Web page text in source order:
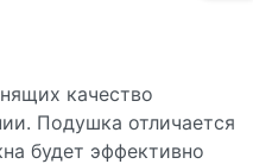
качество
Подушка отличается
будет эффективно